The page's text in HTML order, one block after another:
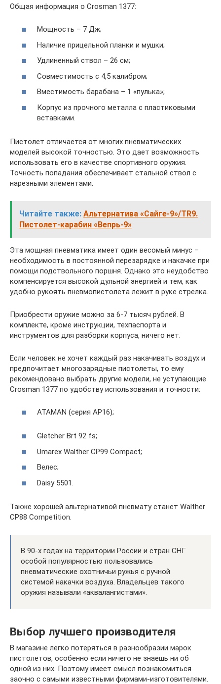
Общая информация о Crosman 1377:
Мощность – 7 Дж;
Наличие прицельной планки и мушки;
Удлиненный ствол – 26 см;
Совместимость с 4,5 калибром;
Вместимость барабана – 1 «пулька»;
Корпус из прочного металла с пластиковыми
вставками.
Пистолет отличается от многих пневматических
моделей высокой точностью. Это дает возможность
использовать его в качестве спортивного оружия.
Точность попадания обеспечивает стальной ствол с
нарезными элементами.
Читайте также: Альтернатива «Сайге-9»/TR9.
Пистолет-карабин «Вепрь-9»
Эта мощная пневматика имеет один весомый минус –
необходимость в постоянной перезарядке и накачке при
помощи подствольного поршня. Однако это неудобство
компенсируется высокой дульной энергией и тем, как
удобно рукоять пневмопистолета лежит в руке стрелка.
Приобрести оружие можно за 6-7 тысяч рублей. В
комплекте, кроме инструкции, техпаспорта и
инструментов для разборки корпуса, ничего нет.
Если человек не хочет каждый раз накачивать воздух и
предпочитает многозарядные пистолеты, то ему
рекомендовано выбрать другие модели, не уступающие
Crosman 1377 по удобству использования и точности:
ATAMAN (серия AP16);
Gletcher Brt 92 fs;
Umarex Walther CP99 Compact;
Велес;
Daisy 5501.
Также хорошей альтернативой пневмату станет Walther
CP88 Competition.
В 90-х годах на территории России и стран СНГ
особой популярностью пользовались
пневматические охотничьи ружья с ручной
системой накачки воздуха. Владельцев такого
оружия называли «аквалангистами».
Выбор лучшего производителя
В магазине легко потеряться в разнообразии марок
пистолетов, особенно если ничего не знаешь ни об
одной из них. Поэтому имеет смысл познакомиться
заочно с самыми известными фирмами-изготовителями.